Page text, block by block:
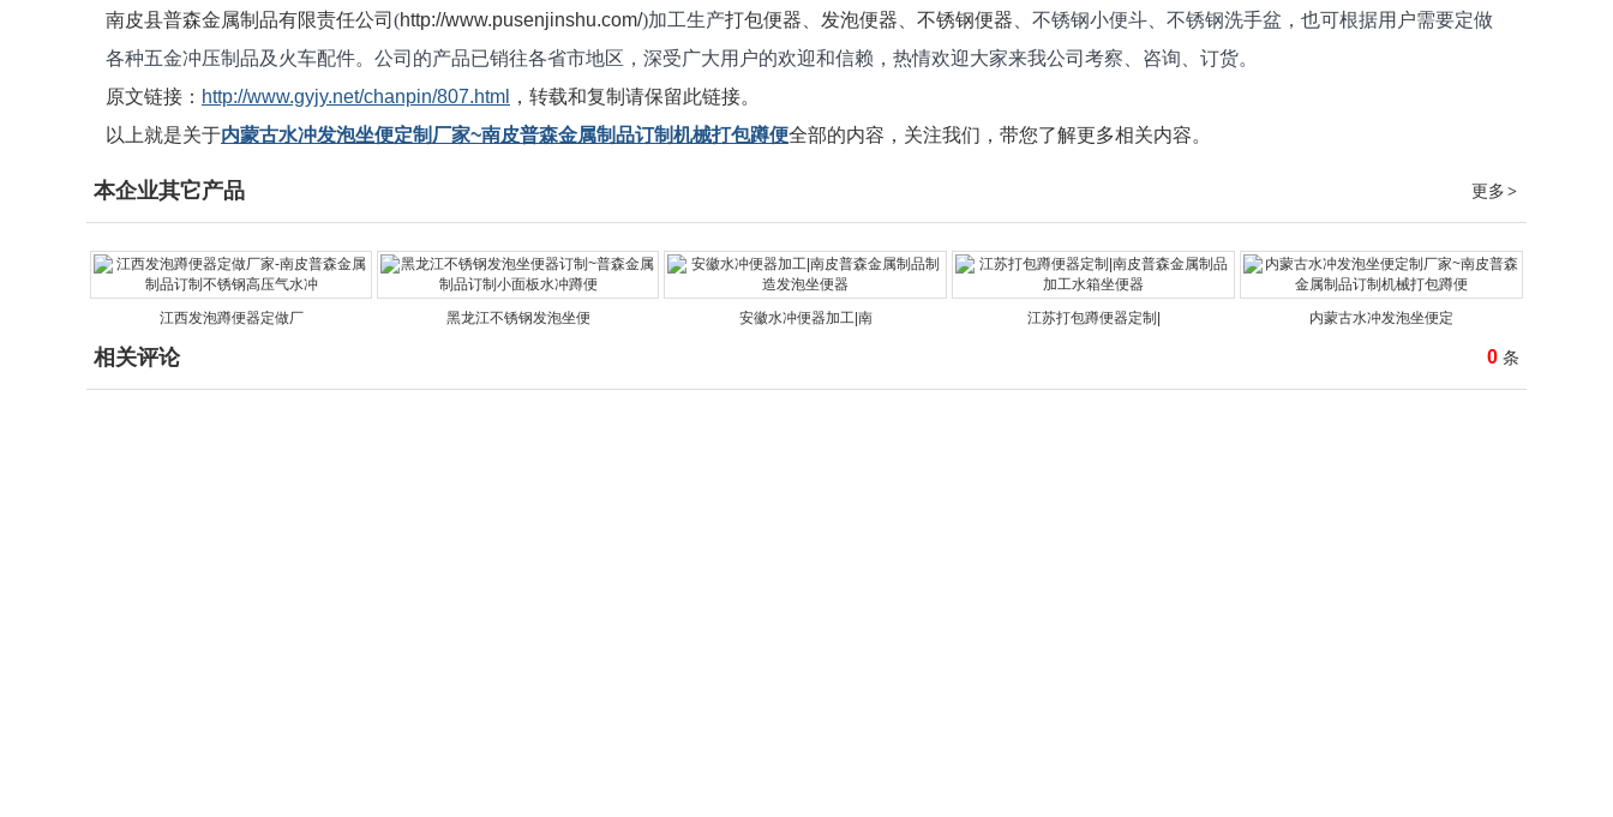
南皮县普森金属制品有限责任公司 (http://www.pusenjinshu.com/)加工生产打包便器 发泡便器 不锈钢便器 、不锈钢小便斗、不锈钢洗手盆，也可根据用户需要定做
各种五金冲压制品及火车配件。公司的产品已销往各省市地区，深受广大用户的欢迎和信赖，热情欢迎大家来我公司考察、咨询、订货。
原文链接： http://www.gyjy.net/chanpin/807.html
，转载和复制请保留此链接。
以上就是关于内蒙古水冲发泡坐便定制厂家~南皮普森金属制品订制机械打包蹲便全部的内容，关注我们，带您了解更多相关内容。
更多 >
本企业其它产品
江西发泡蹲便器定做厂 黑龙江不锈钢发泡坐便 安徽水冲便器加工|南 江苏打包蹲便器定制| 内蒙古水冲发泡坐便定
0 条
相关评论